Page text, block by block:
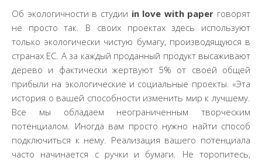
Об экологичности в студии in love with paper говорят
не просто так. В своих проектах здесь используют
только экологически чистую бумагу, производящуюся в
странах ЕС. А за каждый проданный продукт высаживают
дерево и фактически жертвуют 5% от своей общей
прибыли на экологические и социальные проекты. «Эта
история о вашей способности изменить мир к лучшему.
Все мы обладаем неограниченным творческим
потенциалом. Иногда вам просто нужно найти способ
подключиться к нему. Реализация вашего потенциала
часто начинается с ручки и бумаги. Не торопитесь,